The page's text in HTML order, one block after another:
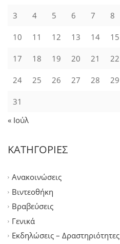
3 4 5 6 7 8
10 11 12 13 14 15
17 18 19 20 21 22
24 25 26 27 28 29
31
« Ιούλ
ΚΑΤΗΓΟΡΙΕΣ
Ανακοινώσεις
Βιντεοθήκη
Βραβεύσεις
Γενικά
Εκδηλώσεις – Δραστηριότητες